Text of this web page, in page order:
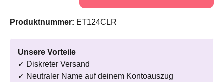
Produktnummer: ET124CLR
Unsere Vorteile
✓ Diskreter Versand
✓ Neutraler Name auf deinem Kontoauszug